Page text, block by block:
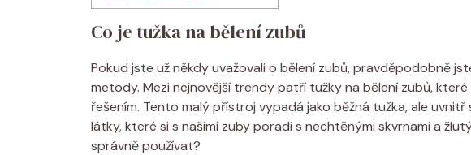
Co je tužka na bělení zubů
Pokud jste už někdy uvažovali o bělení zubů, pravděpodobně
metody. Mezi nejnovější trendy patří tužky na bělení zubů,
řešením. Tento malý přístroj vypadá jako běžná tužka, ale
látky, které si s našimi zuby poradí s nechtěnými skvrnami a
správně používat?